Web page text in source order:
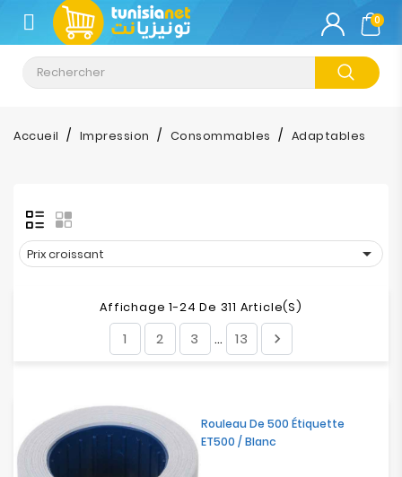
CATÉGORIE
Climatisation
Informatique
Tablette
Impression
Electroménager
Bureautique
0
Accueil Impression Consommables Adaptables
Prix croissant 
Affichage 1-24 De 311 Article(s)
1 2 3 … 13 
Rouleau De 500 Étiquette
ET500 / Blanc